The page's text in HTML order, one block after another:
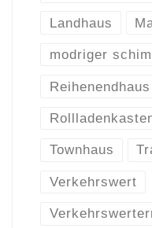
Landhaus
modriger
Reihenendhaus
Townhaus
Verkehrswert